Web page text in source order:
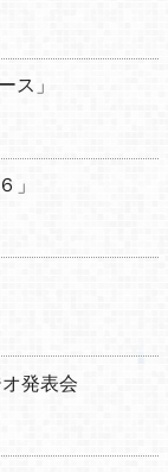
ス」
６」
発表会